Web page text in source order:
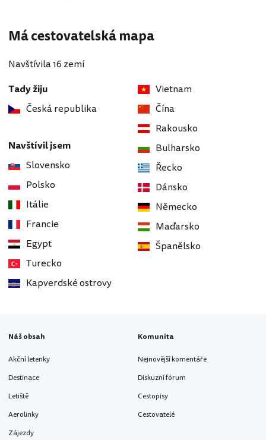
Má cestovatelská mapa
Navštívila 16 zemí
Tady žiju
Česká republika
Navštívil jsem
Slovensko
Polsko
Itálie
Francie
Egypt
Turecko
Kapverdské ostrovy
Vietnam
Čína
Rakousko
Bulharsko
Řecko
Dánsko
Německo
Maďarsko
Španělsko
Náš obsah
Akční letenky
Destinace
Letiště
Aerolinky
Zájezdy
Komunita
Nejnovější komentáře
Diskuzní fórum
Cestopisy
Cestovatelé